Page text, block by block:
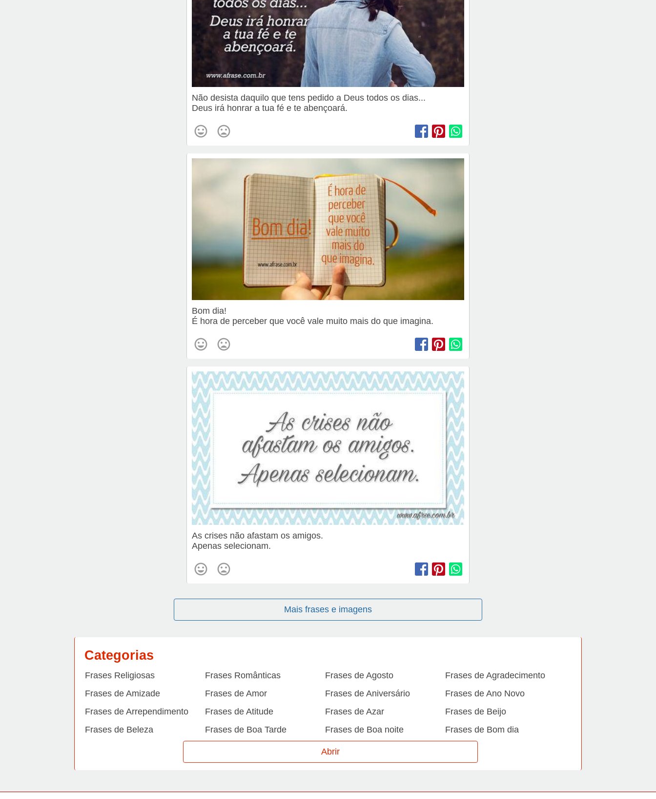
Não desista daquilo que tens pedido a Deus todos os dias...
Deus irá honrar a tua fé e te abençoará.
Bom dia!
É hora de perceber que você vale muito mais do que imagina.
As crises não afastam os amigos.
Apenas selecionam.
Mais frases e imagens
Categorias
Frases Religiosas Frases Românticas Frases de Agosto
Frases de Agradecimento
Frases de Amizade
Frases de Amor Frases de Aniversário
Frases de Ano Novo
Frases de Arrependimento
Frases de Atitude Frases de Azar
Frases de Beijo
Frases de Beleza
Frases de Boa Tarde Frases de Boa noite
Frases de Bom dia
Frases de Caráter
Frases de Desculpa Frases de Dezembro
Frases de Dia Internacional
Abrir